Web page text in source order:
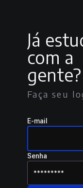
Já
com a
gente?
Faça seu
E-mail
Senha